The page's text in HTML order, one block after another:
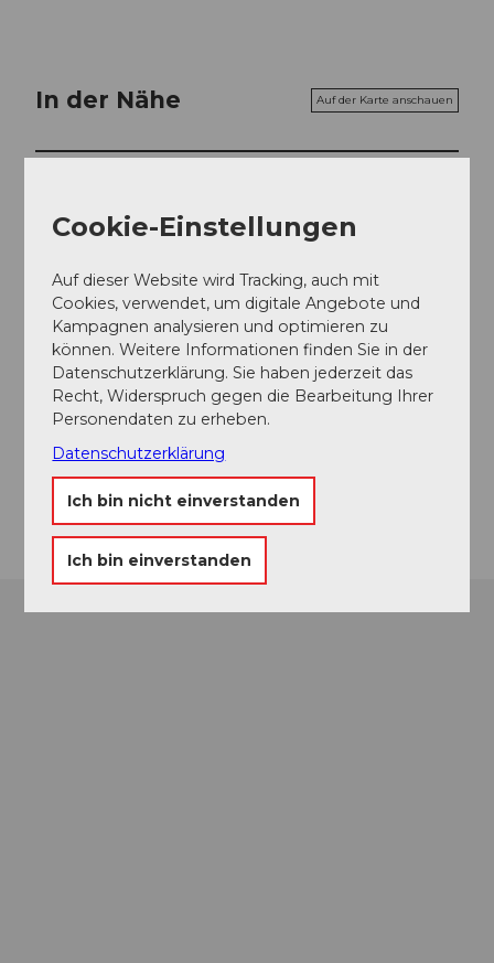
In der Nähe Auf der Karte anschauen
Essen und Trinken
Veranstaltungsort
Freiruum
Gotthardweg
6422Steinen
Website
Anreise
Cookie-Einstellungen
Auf dieser Website wird Tracking, auch mit
Cookies, verwendet, um digitale Angebote und
Kampagnen analysieren und optimieren zu
können. Weitere Informationen finden Sie in der
Datenschutzerklärung. Sie haben jederzeit das
Recht, Widerspruch gegen die Bearbeitung Ihrer
Personendaten zu erheben.
Datenschutzerklärung
Ich bin nicht einverstanden
Ich bin einverstanden